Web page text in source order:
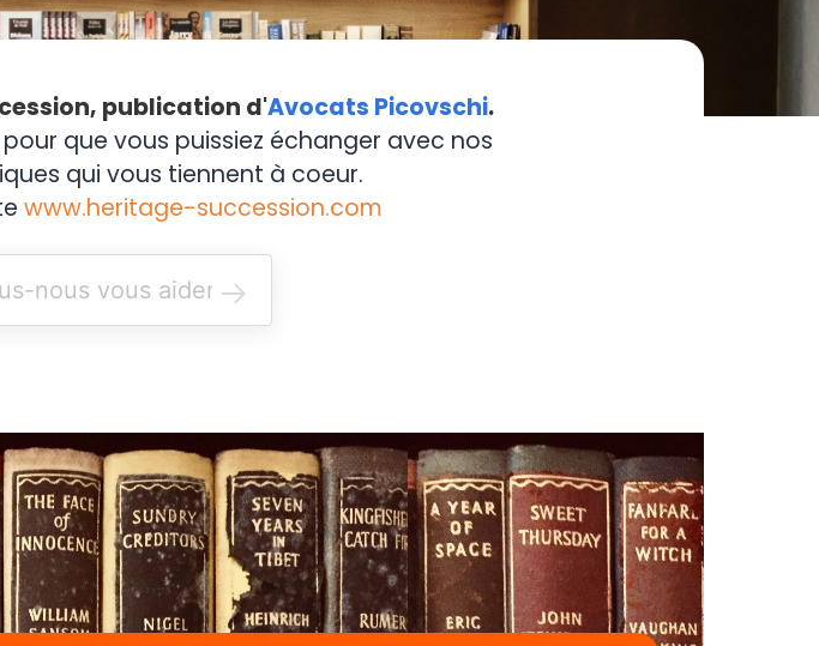
publication d'Avocats Picovschi.
que vous puissiez échanger avec nos
qui vous tiennent à coeur.
www.heritage-succession.com
R
c
h
e
r